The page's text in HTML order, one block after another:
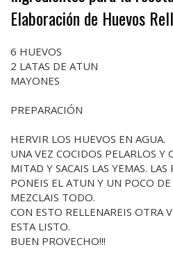
Elaboración de Huevos
6 HUEVOS
2 LATAS DE ATUN
MAYONES
PREPARACIÓN
HERVIR LOS HUEVOS EN AGUA.
UNA VEZ COCIDOS PELARLOS Y
MITAD Y SACAIS LAS YEMAS.
PONEIS EL ATUN Y UN POCO
MEZCLAIS TODO.
CON ESTO RELLENAREIS OTRA
ESTA LISTO.
BUEN PROVECHO!!!